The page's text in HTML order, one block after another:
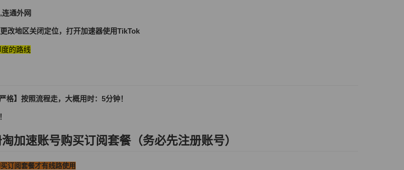
通外网
改地区关闭定位，打开加速器使用TikTok
的路线
格】按照流程走，大概用时：5分钟！
加速账号购买订阅套餐（务必先注册账号）
订阅套餐才有线路使用